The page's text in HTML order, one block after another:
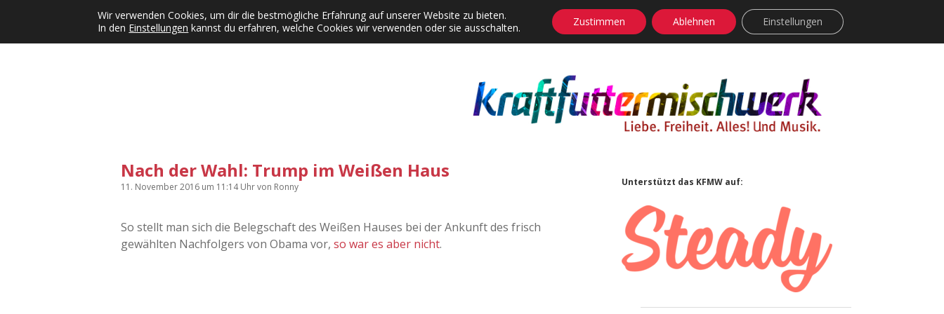
Kategorien Dropdown-Menü öffnen
KFMW-Disco Dates Instagrams Contact Adventskalender Dropdown-Menü öffnen facebook
instagram
rss soundcloud
vimeoBluesky
Nach der Wahl: Trump im Weißen Haus
11. November 2016 um 11:14 Uhrvon Ronny
So stellt man sich die Belegschaft des Weißen Hauses bei der Ankunft des frisch
gewählten Nachfolgers von Obama vor, so war es aber nicht.
Sidebar
Unterstützt das KFMW auf:
Wir verwenden Cookies, um dir die bestmögliche Erfahrung auf unserer Website zu bieten.
In den Einstellungen kannst du erfahren, welche Cookies wir verwenden oder sie ausschalten. Zustimmen Ablehnen Einstellungen